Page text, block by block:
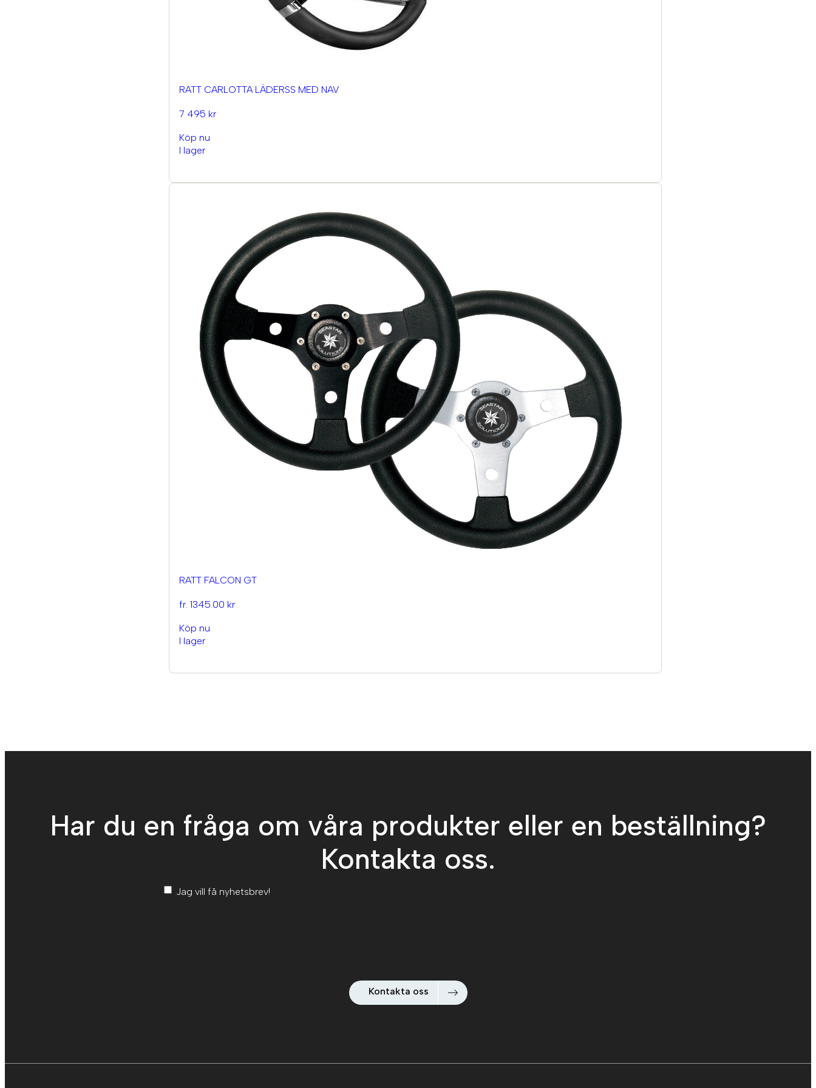
RATT CARLOTTA LÄDERSS MED NAV
7 495 kr
Köp nu
I lager
RATT FALCON GT
fr. 1345.00 kr
Köp nu
I lager
Har du en fråga om våra produkter eller en beställning?
Kontakta oss.
Nyhetsbrev*
Jag vill få nyhetsbrev!
Kontakta oss